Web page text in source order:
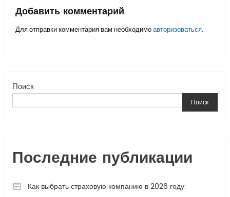
записям
Добавить комментарий
Для отправки комментария вам необходимоавторизоваться.
Поиск
Поиск
Последние публикации
Как выбрать страховую компанию в 2026 году: